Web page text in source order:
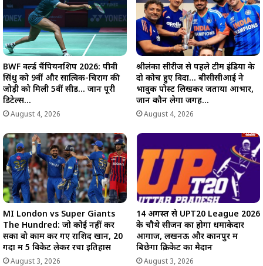
BWF वर्ल्ड चैंपियनशिप 2026: पीवी
सिंधु को 9वीं और सात्विक-चिराग की
जोड़ी को मिली 5वीं सीड… जानें पूरी
डिटेल्स…
August 4, 2026
श्रीलंका सीरीज से पहले टीम इंडिया के
दो कोच हुए विदा… बीसीसीआई ने
भावुक पोस्ट लिखकर जताया आभार,
जानें कौन लेगा जगह…
August 4, 2026
MI London vs Super Giants
The Hundred: जो कोई नहीं कर
सका वो काम कर गए राशिद खान, 20
गेंदों में 5 विकेट लेकर रचा इतिहास
August 3, 2026
14 अगस्त से UPT20 League 2026
के चौथे सीजन का होगा धमाकेदार
आगाज, लखनऊ और कानपुर में
बिछेगा क्रिकेट का मैदान
August 3, 2026